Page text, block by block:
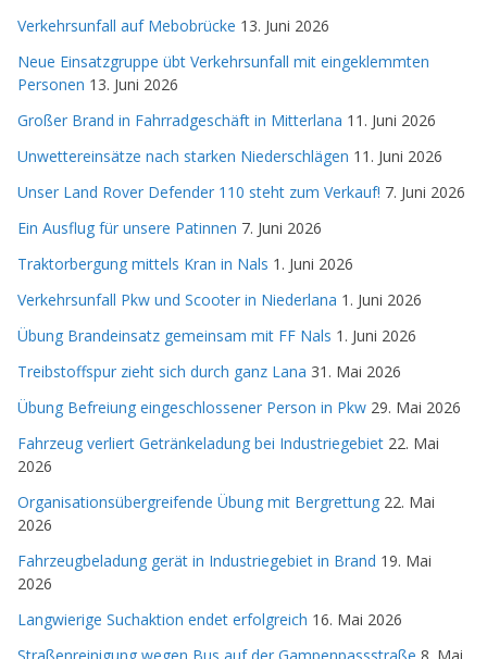
Verkehrsunfall auf Mebobrücke 13. Juni 2026
Neue Einsatzgruppe übt Verkehrsunfall mit eingeklemmten
Personen 13. Juni 2026
Großer Brand in Fahrradgeschäft in Mitterlana 11. Juni 2026
Unwettereinsätze nach starken Niederschlägen 11. Juni 2026
Unser Land Rover Defender 110 steht zum Verkauf! 7. Juni 2026
Ein Ausflug für unsere Patinnen 7. Juni 2026
Traktorbergung mittels Kran in Nals 1. Juni 2026
Verkehrsunfall Pkw und Scooter in Niederlana 1. Juni 2026
Übung Brandeinsatz gemeinsam mit FF Nals 1. Juni 2026
Treibstoffspur zieht sich durch ganz Lana 31. Mai 2026
Übung Befreiung eingeschlossener Person in Pkw 29. Mai 2026
Fahrzeug verliert Getränkeladung bei Industriegebiet 22. Mai
2026
Organisationsübergreifende Übung mit Bergrettung 22. Mai
2026
Fahrzeugbeladung gerät in Industriegebiet in Brand 19. Mai
2026
Langwierige Suchaktion endet erfolgreich 16. Mai 2026